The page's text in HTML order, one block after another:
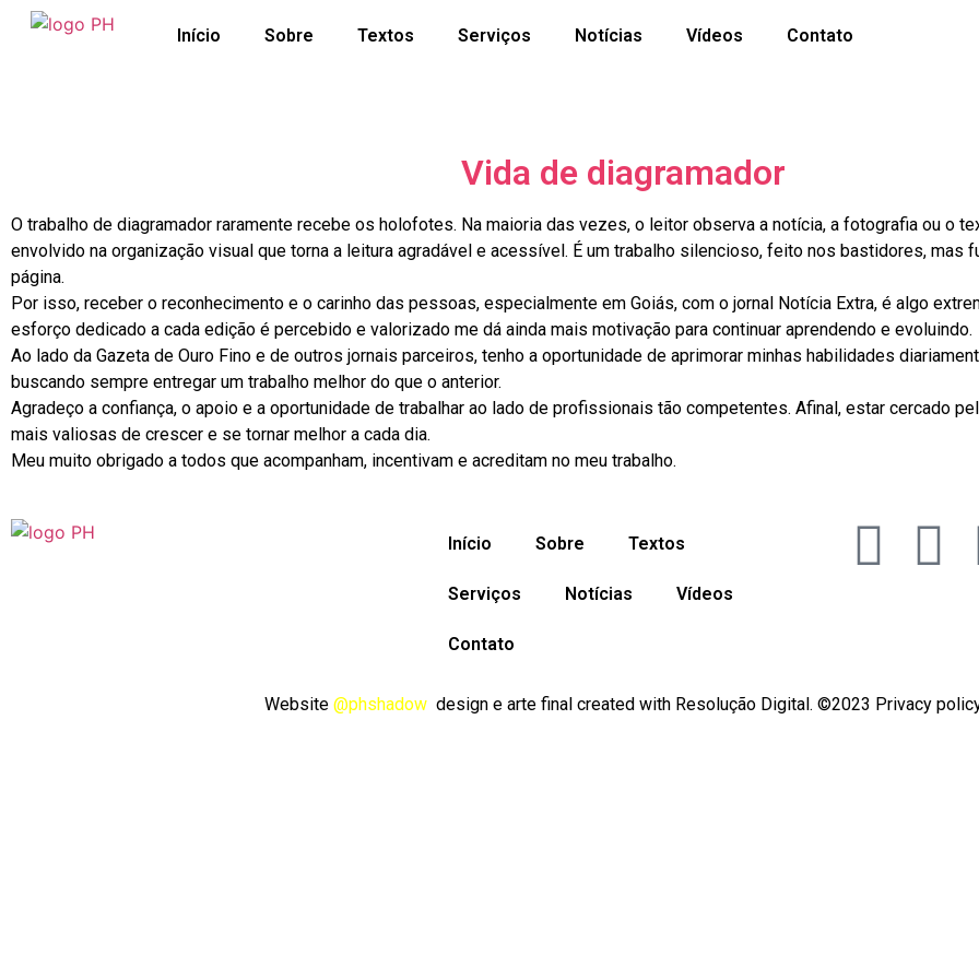
Início Sobre Textos Serviços Notícias Vídeos Contato
Vida de diagramador
O trabalho de diagramador raramente recebe os holofotes. Na maioria das vezes, o leitor observa a notícia, a fotografia ou o
envolvido na organização visual que torna a leitura agradável e acessível. É um trabalho silencioso, feito nos bastidores, mas
página.
Por isso, receber o reconhecimento e o carinho das pessoas, especialmente em Goiás, com o jornal Notícia Extra, é algo
esforço dedicado a cada edição é percebido e valorizado me dá ainda mais motivação para continuar aprendendo e evoluindo.
Ao lado da Gazeta de Ouro Fino e de outros jornais parceiros, tenho a oportunidade de aprimorar minhas habilidades
buscando sempre entregar um trabalho melhor do que o anterior.
Agradeço a confiança, o apoio e a oportunidade de trabalhar ao lado de profissionais tão competentes. Afinal, estar cercado
mais valiosas de crescer e se tornar melhor a cada dia.
Meu muito obrigado a todos que acompanham, incentivam e acreditam no meu trabalho.
Início Sobre Textos
Serviços Notícias Vídeos
Contato
Website @phshadow design e arte final created with Resolução Digital. ©2023 Privacy